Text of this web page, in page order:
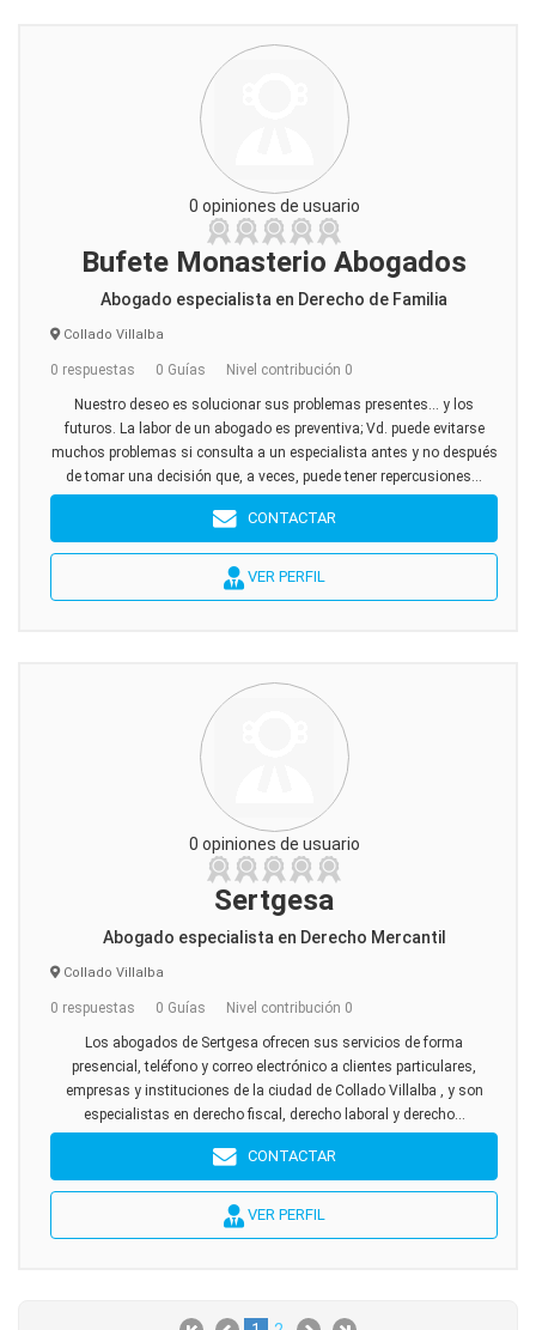
0 opiniones de usuario
Bufete Monasterio Abogados
Abogado especialista en Derecho de Familia
Collado Villalba
0 respuestas 0 Guías Nivel contribución 0
Nuestro deseo es solucionar sus problemas presentes... y los
futuros. La labor de un abogado es preventiva; Vd. puede evitarse
muchos problemas si consulta a un especialista antes y no después
de tomar una decisión que, a veces, puede tener repercusiones...
CONTACTAR
VER PERFIL
0 opiniones de usuario
Sertgesa
Abogado especialista en Derecho Mercantil
Collado Villalba
0 respuestas 0 Guías Nivel contribución 0
Los abogados de Sertgesa ofrecen sus servicios de forma
presencial, teléfono y correo electrónico a clientes particulares,
empresas y instituciones de la ciudad de Collado Villalba , y son
especialistas en derecho fiscal, derecho laboral y derecho...
CONTACTAR
VER PERFIL